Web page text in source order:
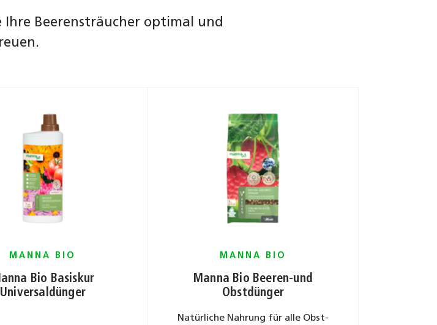
Beerensträucher optimal und
MANNA BIO
Bio Basiskur
Universaldünger
MANNA BIO
Manna Bio Beeren-und
Obstdünger
Natürliche Nahrung für alle Obst-